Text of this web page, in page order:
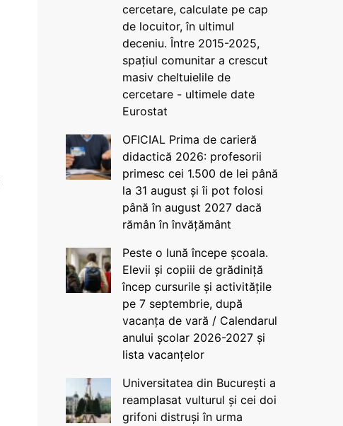
cercetare, calculate pe cap
de locuitor, în ultimul
deceniu. Între 2015-2025,
spațiul comunitar a crescut
masiv cheltuielile de
cercetare - ultimele date
Eurostat
OFICIAL Prima de carieră
didactică 2026: profesorii
primesc cei 1.500 de lei până
la 31 august și îi pot folosi
până în august 2027 dacă
rămân în învățământ
Peste o lună începe școala.
Elevii și copiii de grădiniță
încep cursurile și activitățile
pe 7 septembrie, după
vacanța de vară / Calendarul
anului școlar 2026-2027 și
lista vacanțelor
Universitatea din București a
reamplasat vulturul și cei doi
grifoni distruși în urma